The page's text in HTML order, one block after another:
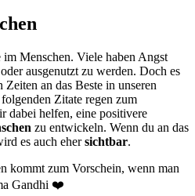
Menschen. Viele haben Angst
ausgenutzt zu werden. Doch es
an das Beste in unseren
Zitate regen zum
dabei helfen, eine positivere
zu entwickeln. Wenn du an das
es auch ehersichtbar.
kommt zum Vorschein, wenn man
Gandhi ❤️